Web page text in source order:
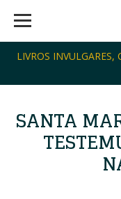
LIVROS INVULGARES,
SANTA